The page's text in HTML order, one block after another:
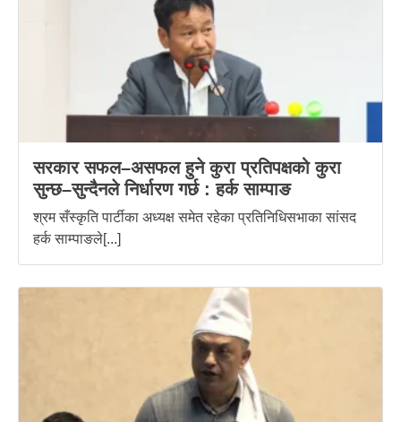
सरकार सफल–असफल हुने कुरा प्रतिपक्षको कुरा
सुन्छ–सुन्दैनले निर्धारण गर्छ : हर्क साम्पाङ
श्रम सँस्कृति पार्टीका अध्यक्ष समेत रहेका प्रतिनिधिसभाका सांसद
हर्क साम्पाङले[...]